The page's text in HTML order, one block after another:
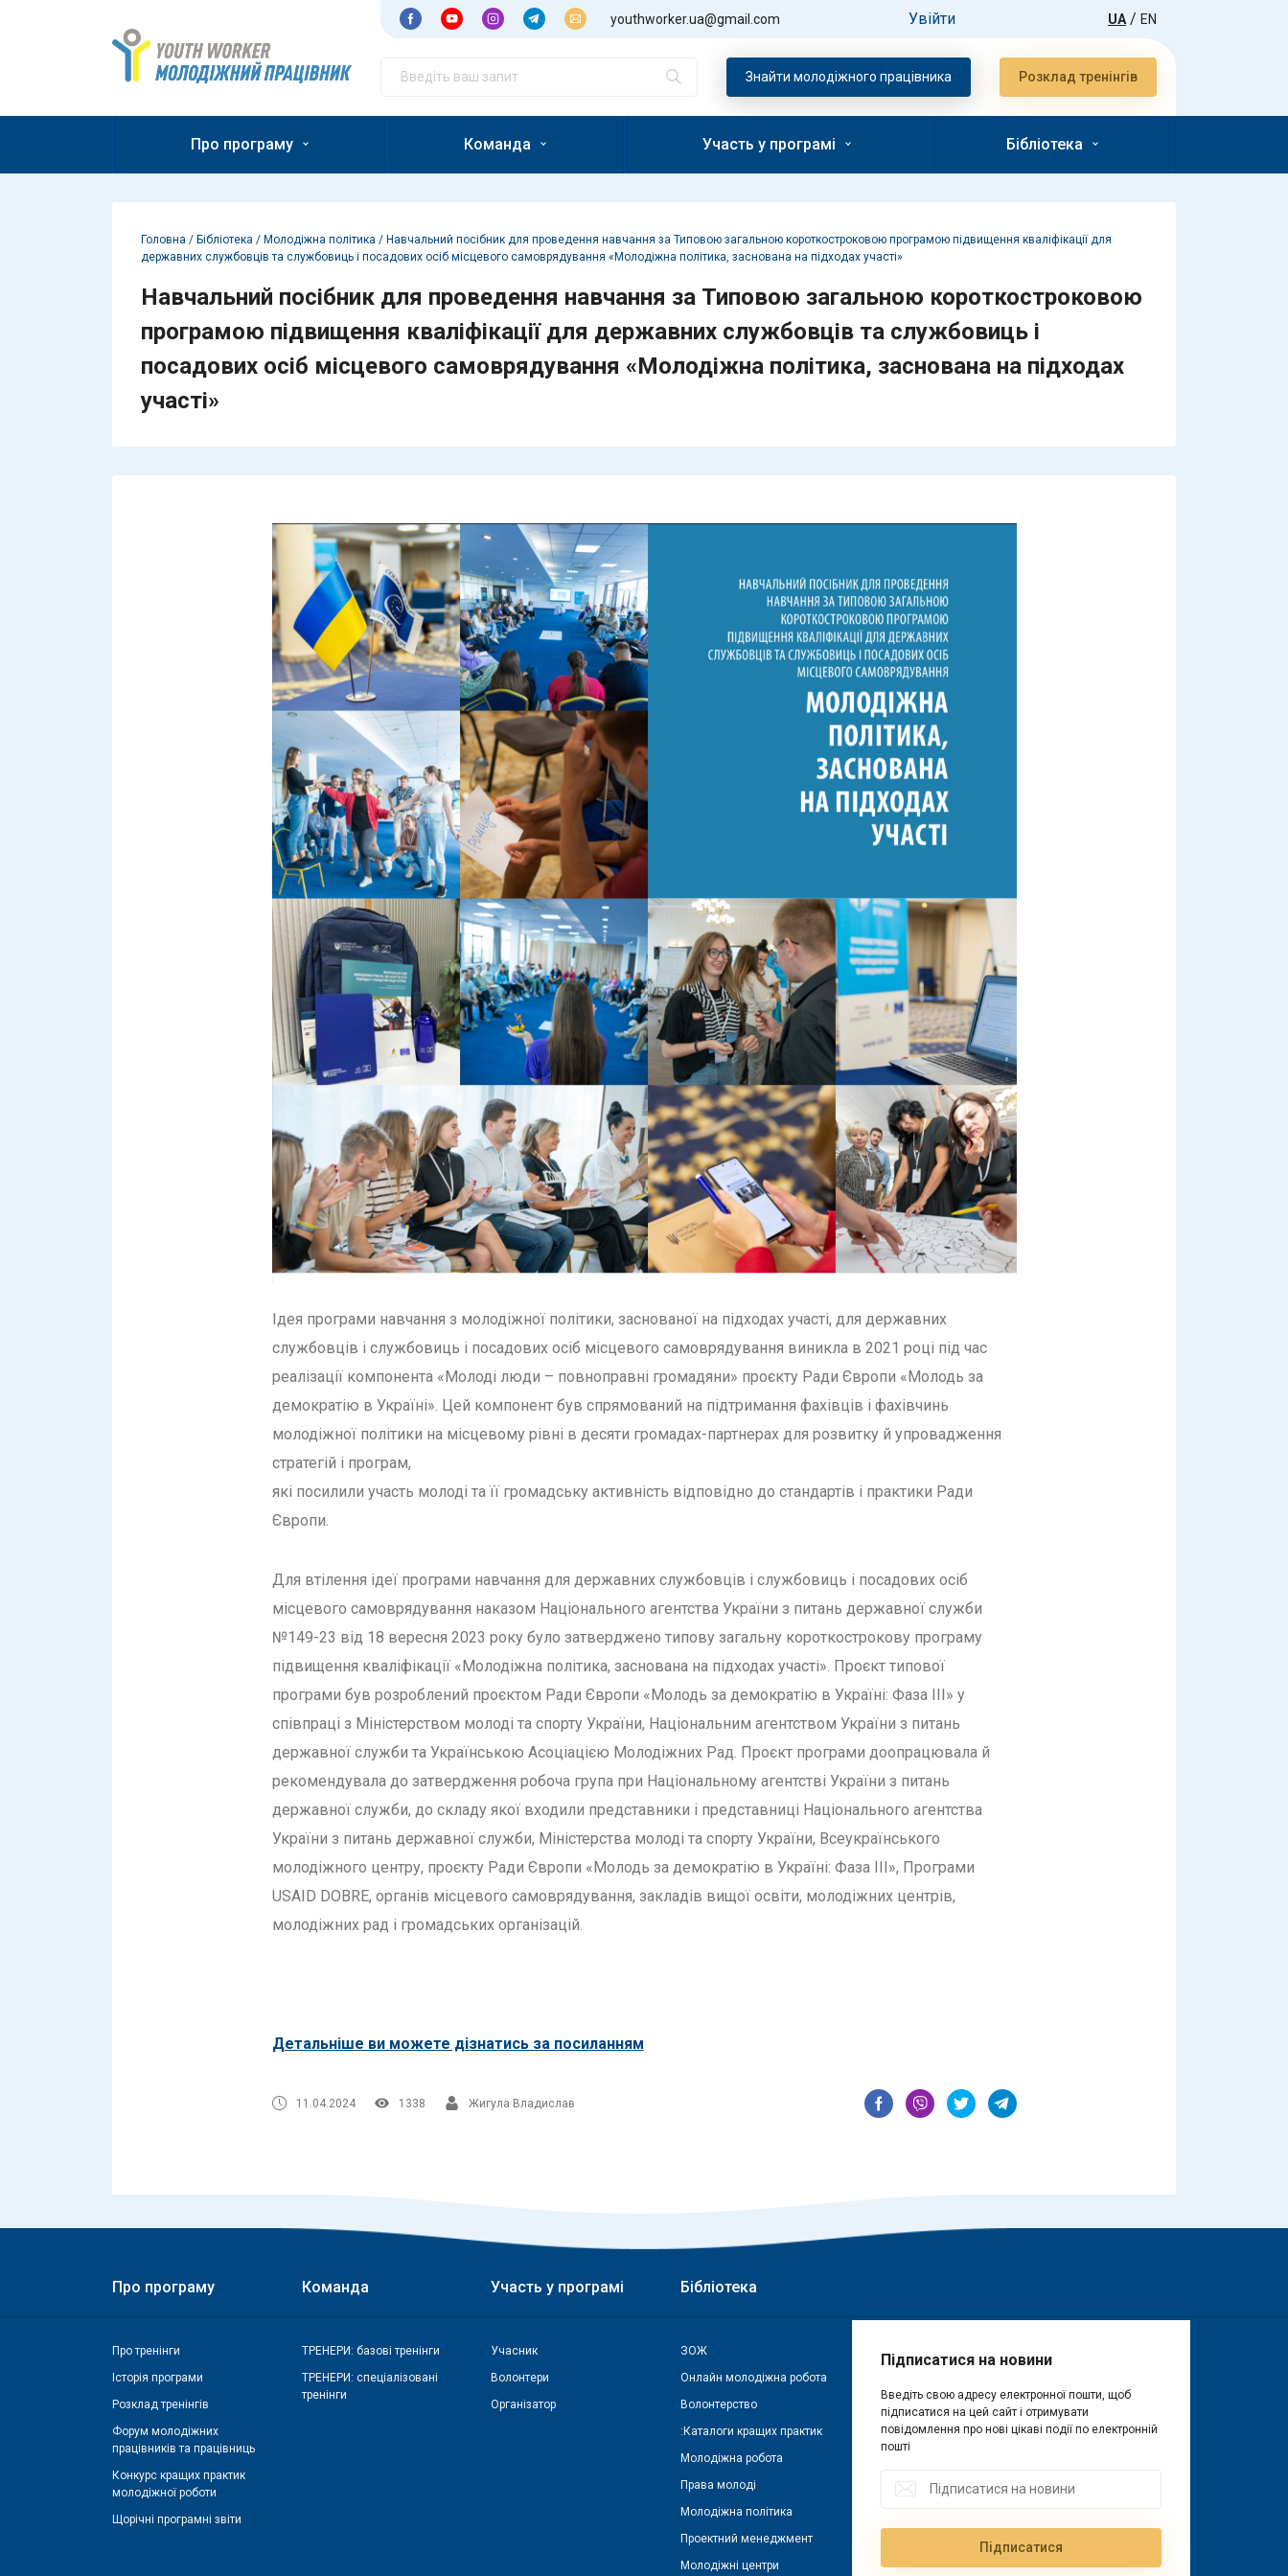
Молодіжний працівник
youthworker.ua@gmail.com Увійти UA/ EN
Пошук:Знайти молодiжного працiвника Розклад тренiнгiв
Про програму Команда Участь у програмі Бібліотека
Головна / Бібліотека / Молодіжна політика / Навчальний посібник для проведення навчання за Типовою загальною короткостроковою програмою підвищення кваліфікації для
державних службовців та службовиць і посадових осіб місцевого самоврядування «Молодіжна політика, заснована на підходах участі»
Навчальний посібник для проведення навчання за Типовою загальною короткостроковою
програмою підвищення кваліфікації для державних службовців та службовиць і
посадових осіб місцевого самоврядування «Молодіжна політика, заснована на підходах
участі»
Ідея програми навчання з молодіжної політики, заснованої на підходах участі, для державних
службовців і службовиць і посадових осіб місцевого самоврядування виникла в 2021 році під час
реалізації компонента «Молоді люди – повноправні громадяни» проєкту Ради Європи «Молодь за
демократію в Україні». Цей компонент був спрямований на підтримання фахівців і фахівчинь
молодіжної політики на місцевому рівні в десяти громадах-партнерах для розвитку й упровадження
стратегій і програм,
які посилили участь молоді та її громадську активність відповідно до стандартів і практики Ради
Європи.
Для втілення ідеї програми навчання для державних службовців і службовиць і посадових осіб
місцевого самоврядування наказом Національного агентства України з питань державної служби
№149-23 від 18 вересня 2023 року було затверджено типову загальну короткострокову програму
підвищення кваліфікації «Молодіжна політика, заснована на підходах участі». Проєкт типової
програми був розроблений проєктом Ради Європи «Молодь за демократію в Україні: Фаза ІІІ» у
співпраці з Міністерством молоді та спорту України, Національним агентством України з питань
державної служби та Українською Асоціацією Молодіжних Рад. Проєкт програми доопрацювала й
рекомендувала до затвердження робоча група при Національному агентстві України з питань
державної служби, до складу якої входили представники і представниці Національного агентства
України з питань державної служби, Міністерства молоді та спорту України, Всеукраїнського
молодіжного центру, проєкту Ради Європи «Молодь за демократію в Україні: Фаза IІI», Програми
USAID DOBRE, органів місцевого самоврядування, закладів вищої освіти, молодіжних центрів,
молодіжних рад і громадських організацій.
Детальніше ви можете дізнатись за посиланням
11.04.2024 1338 Жигула Владислав
Про програму
Про тренінги
Історія програми
Розклад тренінгів
Форум молодіжних
працівників та працівниць
Конкурс кращих практик
молодіжної роботи
Щорічні програмні звіти
Команда
ТРЕНЕРИ: базові тренінги
ТРЕНЕРИ: спеціалізовані
тренінги
Участь у програмі
Учасник
Волонтери
Організатор
Бібліотека
ЗОЖ
Онлайн молодіжна робота
Волонтерство
:Каталоги кращих практик
Молодіжна робота
Права молоді
Молодіжна політика
Проектний менеджмент
Молодіжні центри
Підписатися на новини
Введіть свою адресу електронної пошти, щоб
підписатися на цей сайт і отримувати
повідомлення про нові цікаві події по електронній
пошті